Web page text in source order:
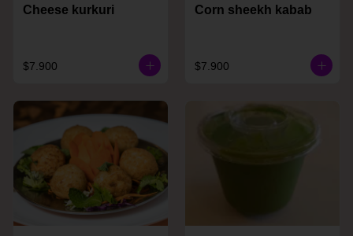
Cheese kurkuri
$7.900
Corn sheekh kabab
$7.900